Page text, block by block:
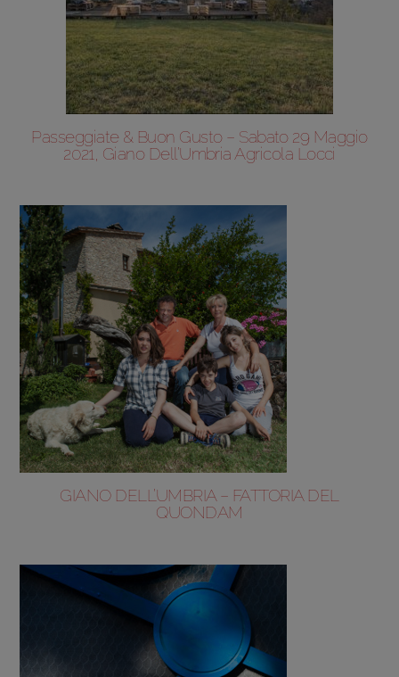
Passeggiate & Buon Gusto – Sabato 29 Maggio
2021, Giano Dell’Umbria Agricola Locci
GIANO DELL’UMBRIA – FATTORIA DEL
QUONDAM